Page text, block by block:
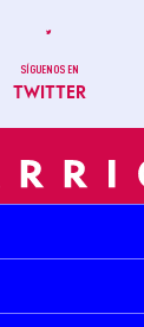
SÍGUENOS EN
TWITTER